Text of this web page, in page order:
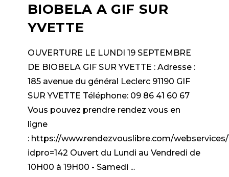
BIOBELA A GIF SUR
YVETTE
OUVERTURE LE LUNDI 19 SEPTEMBRE
DE BIOBELA GIF SUR YVETTE : Adresse :
185 avenue du général Leclerc 91190 GIF
SUR YVETTE Téléphone: 09 86 41 60 67
Vous pouvez prendre rendez vous en
ligne
: https://www.rendezvouslibre.com/
idpro=142 Ouvert du Lundi au Vendredi de
10H00 à 19H00 - Samedi